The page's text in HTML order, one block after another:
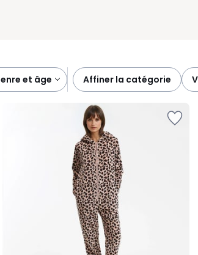
genre et âge affiner la catégorie